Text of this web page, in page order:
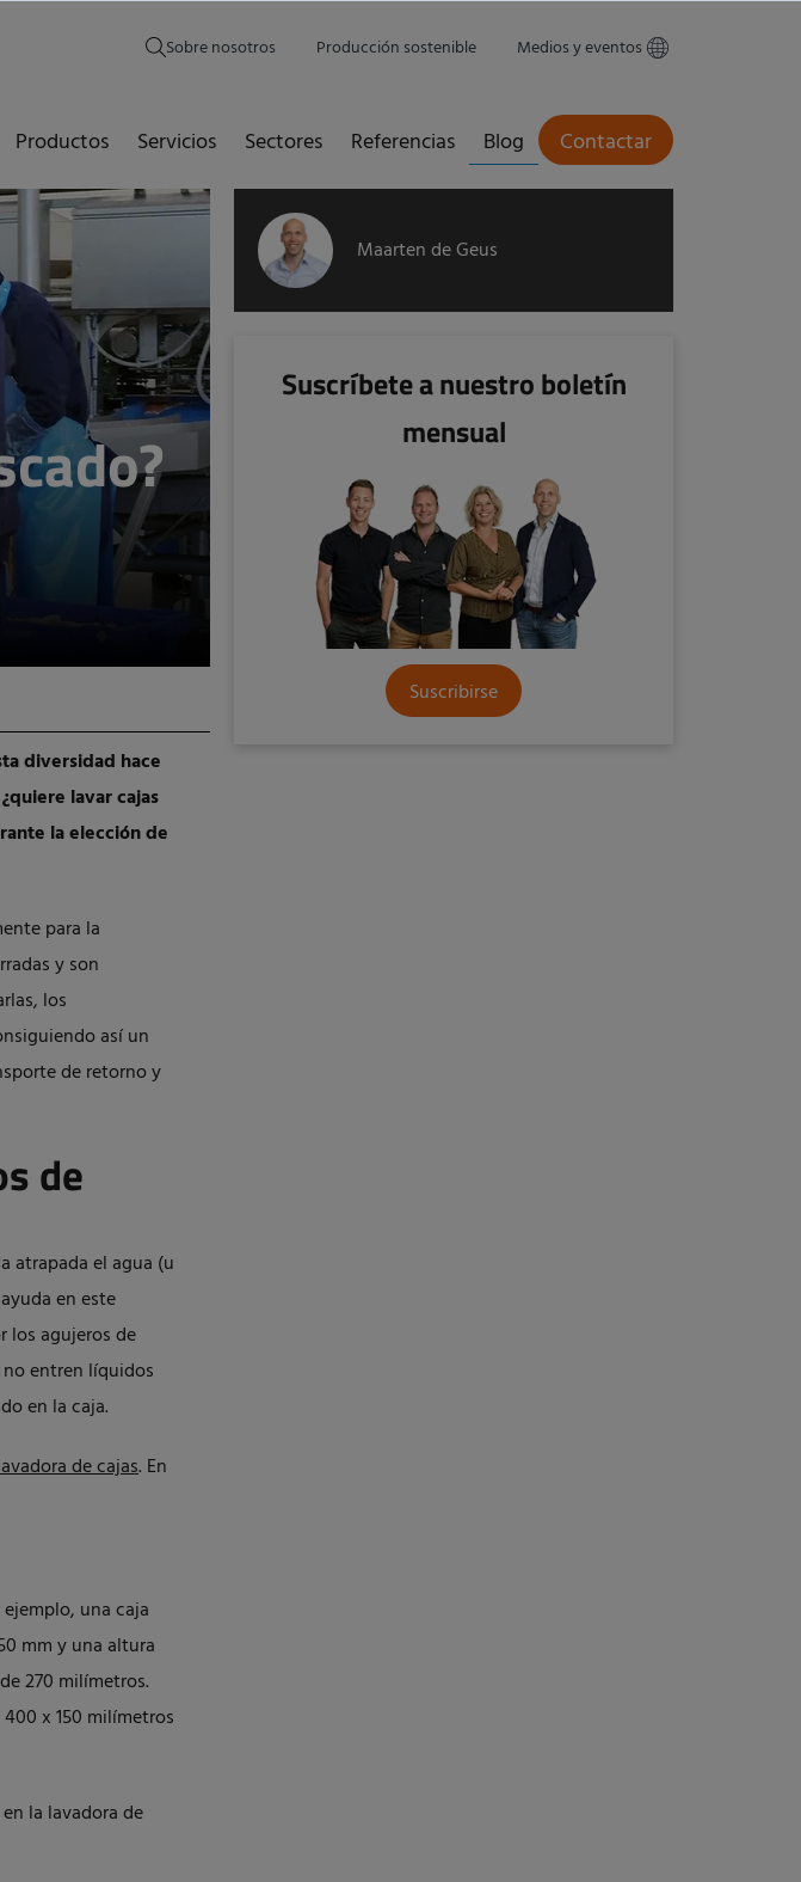
Sobre nosotros Producción sostenible Medios y eventos
Productos Servicios Sectores Referencias Blog Contactar
diversidad hace
lavar cajas
la elección de
para la
y son
los
así un
de retorno y
de
atrapada el agua (u
en este
los agujeros de
no entren líquidos
en la caja.
de cajas. En
una caja
mm y una altura
270 milímetros.
x 150 milímetros
la lavadora de
Maarten de Geus
Suscríbete a nuestro boletín
mensual
Suscribirse